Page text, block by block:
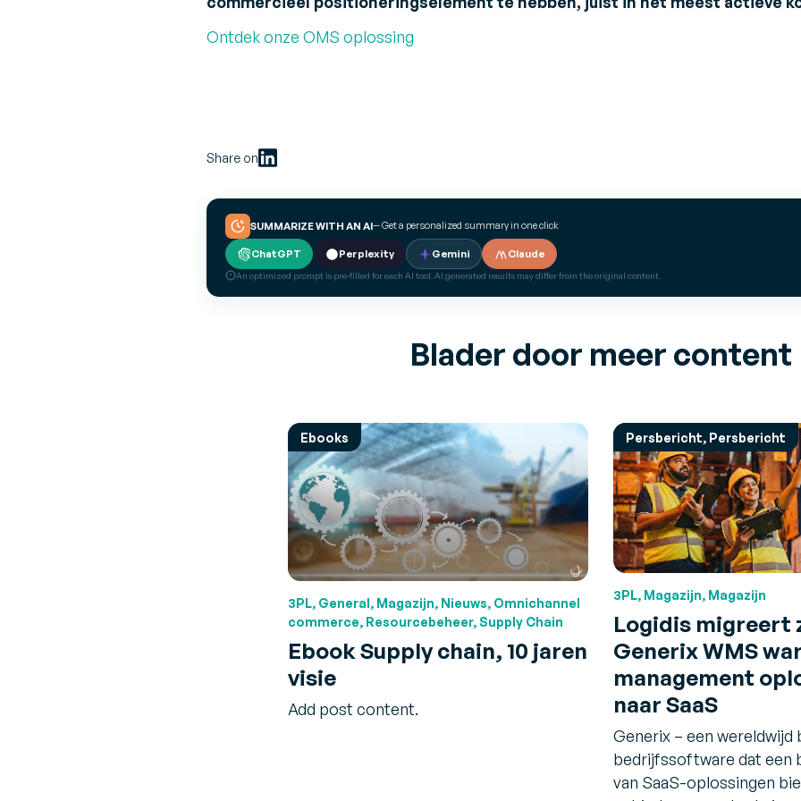
Ontdek onze OMS oplossing
Share on
SUMMARIZE WITH AN AI— Get a personalized summary in one click
ChatGPT Perplexity Gemini Claude
An optimized prompt is pre-filled for each AI tool. AI generated results may differ from the original content.
Blader door meer content
Ebooks
3PL, General, Magazijn, Nieuws, Omnichannel
commerce, Resourcebeheer, Supply Chain
Ebook Supply chain, 10 jaren
visie
Add post content.
Persbericht, Persbericht
3PL, Magazijn, Magazijn
Logidis migreert
Generix WMS
management
naar SaaS
Generix – een
bedrijfssoftware dat een
van SaaS-oplossingen